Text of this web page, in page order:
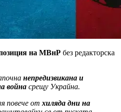
на МВнР без редакторска
непредизвикана и
война срещу Украйна.
повече от хиляда дни на